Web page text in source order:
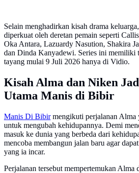
Selain menghadirkan kisah drama keluarga,
diperkuat oleh deretan pemain seperti
Oka Antara, Lazuardy Nasution, Shakira
dan Dinda Kanyadewi. Series ini memiliki
tayang mulai 9 Juli 2026 hanya di Vidio.
Kisah Alma dan Niken
Utama Manis di Bibir
Manis Di Bibirmengikuti perjalanan Alma
untuk mengubah kehidupannya. Demi
masuk ke dunia yang berbeda dari
mencoba membangun jalan baru agar
yang ia incar.
Perjalanan tersebut mempertemukan Alma